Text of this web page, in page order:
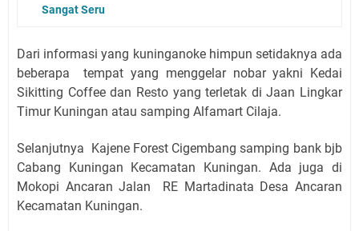
Sangat Seru
Dari informasi yang kuninganoke himpun setidaknya ada
beberapa tempat yang menggelar nobar yakni Kedai
Sikitting Coffee dan Resto yang terletak di Jaan Lingkar
Timur Kuningan atau samping Alfamart Cilaja.
Selanjutnya Kajene Forest Cigembang samping bank bjb
Cabang Kuningan Kecamatan Kuningan. Ada juga di
Mokopi Ancaran Jalan RE Martadinata Desa Ancaran
Kecamatan Kuningan.